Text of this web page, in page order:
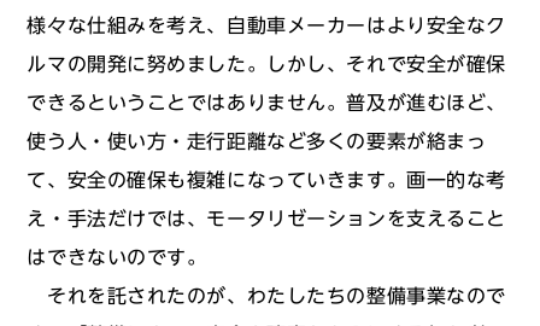
様々な仕組みを考え、自動車メーカーはより安全なク
ルマの開発に努めました。しかし、それで安全が確保
できるということではありません。普及が進むほど、
使う人・使い方・走行距離など多くの要素が絡まっ
て、安全の確保も複雑になっていきます。画一的な考
え・手法だけでは、モータリゼーションを支えること
はできないのです。
それを託されたのが、わたしたちの整備事業なので